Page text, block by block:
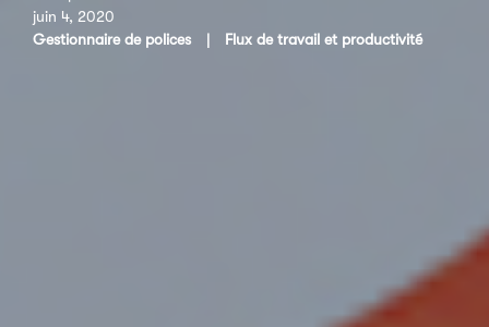
juin 4, 2020
Gestionnaire de polices
| Flux de travail et productivité